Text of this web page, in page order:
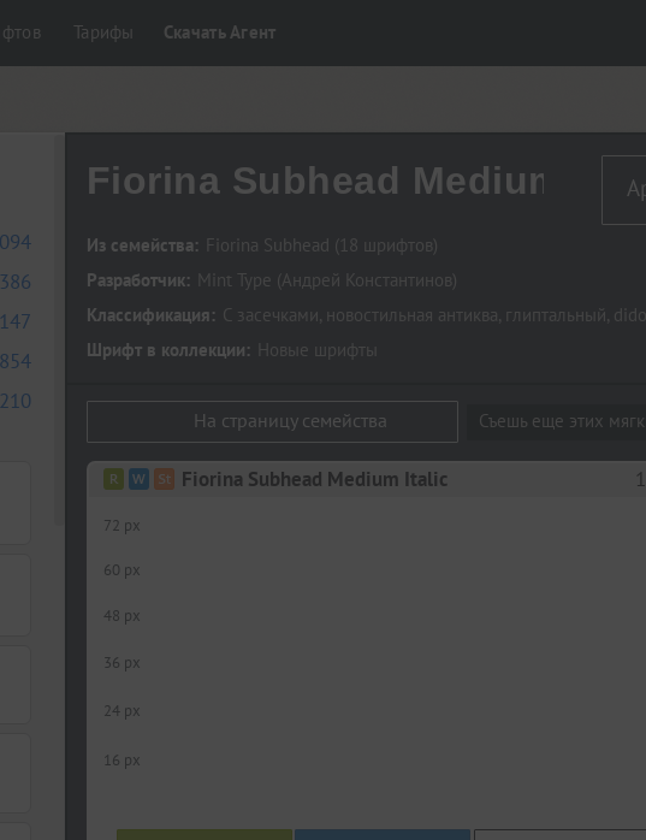
Тарифы Скачать Агент
Fiorina Subhead Medium
Из семейства: Fiorina Subhead (18 шрифтов)
Разработчик: Mint Type (Андрей Константинов)
Классификация: С засечками, новостильная антиква, глиптальный,
Шрифт в коллекции: Новые шрифты
На страницу семейства Съешь еще этих
Fiorina Subhead Medium Italic
72 px
60 px
48 px
36 px
24 px
16 px